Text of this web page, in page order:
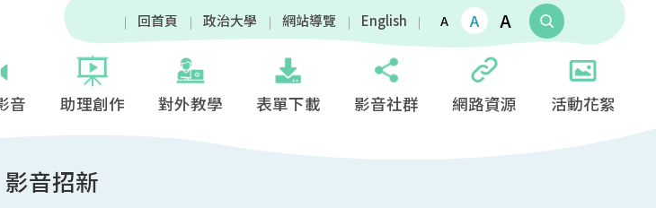
回首頁 政治大學 網站導覽 English A A A
音 助理創作 對外教學 表單下載 影音社群 網路資源 活動花絮
影音招新